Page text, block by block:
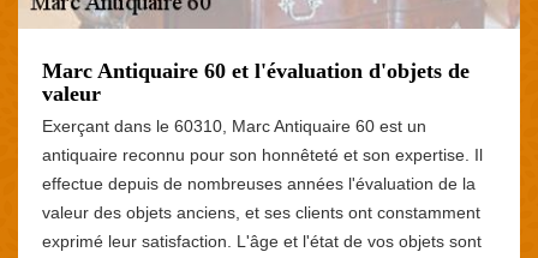
Marc Antiquaire 60 et l'évaluation d'objets de
valeur
Exerçant dans le 60310, Marc Antiquaire 60 est un
antiquaire reconnu pour son honnêteté et son expertise. Il
effectue depuis de nombreuses années l'évaluation de la
valeur des objets anciens, et ses clients ont constamment
exprimé leur satisfaction. L'âge et l'état de vos objets sont